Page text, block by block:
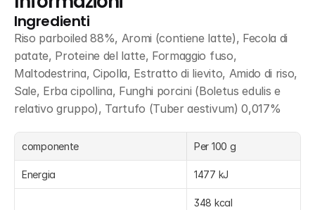
Ingredienti
Riso parboiled 88%, Aromi (contiene latte), Fecola di
patate, Proteine del latte, Formaggio fuso,
Maltodestrina, Cipolla, Estratto di lievito, Amido di riso,
Sale, Erba cipollina, Funghi porcini (Boletus edulis e
relativo gruppo), Tartufo (Tuber aestivum) 0,017%
componente Per 100 g
Energia 1477 kJ
348 kcal